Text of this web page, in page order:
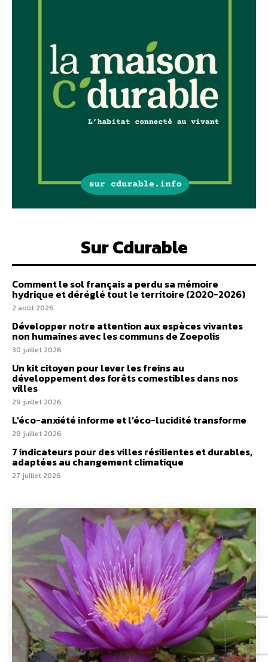
Sur Cdurable
Comment le sol français a perdu sa mémoire
hydrique et déréglé tout le territoire (2020-2026)
2 août 2026
Développer notre attention aux espèces vivantes
non humaines avec les communs de Zoepolis
30 juillet 2026
Un kit citoyen pour lever les freins au
développement des forêts comestibles dans nos
villes
29 juillet 2026
L’éco-anxiété informe et l’éco-lucidité transforme
28 juillet 2026
7 indicateurs pour des villes résilientes et durables,
adaptées au changement climatique
27 juillet 2026